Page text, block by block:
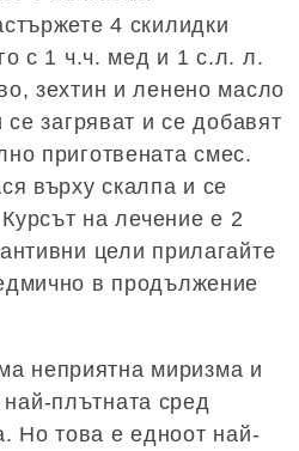
4 скилидки
с 1 ч.ч. мед и 1 с.л. л.
зехтин и ленено масло
загряват и се добавят
приготвената смес.
върху скалпа и се
на лечение е 2
цели прилагайте
в продължение
неприятна миризма и
плътната сред
Но това е едноот най-